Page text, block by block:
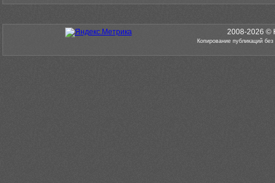
2008-2026 ©
Копирование публикаций